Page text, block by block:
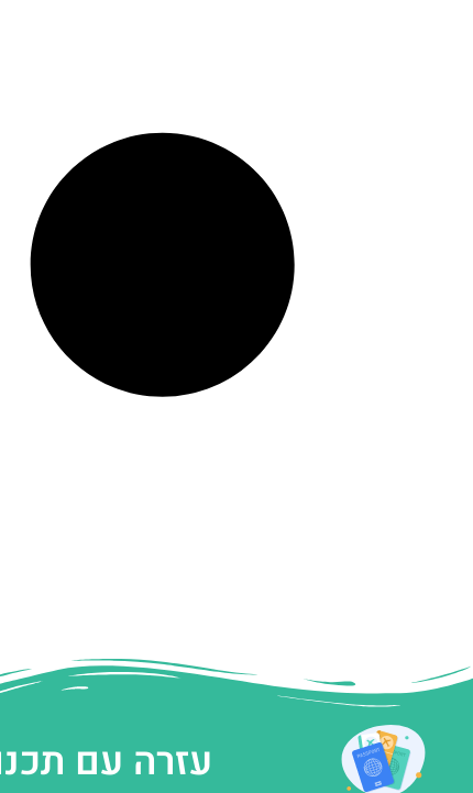
עזרה עם